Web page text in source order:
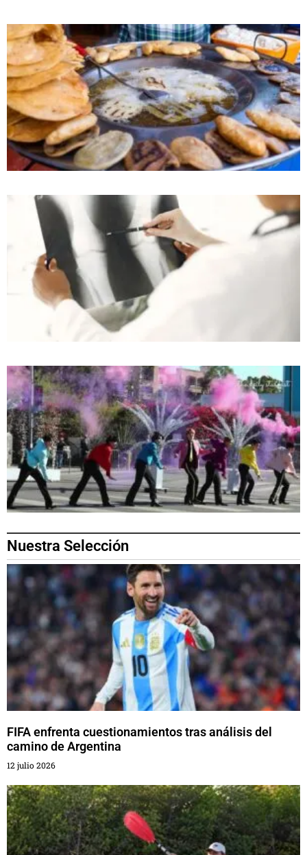
Nuestra Selección
FIFA enfrenta cuestionamientos tras análisis del
camino de Argentina
12 julio 2026